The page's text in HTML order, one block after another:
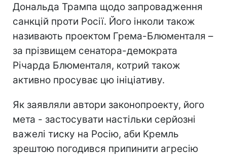
Дональда Трампа щодо запровадження
санкцій проти Росії. Його інколи також
називають проектом Грема-Блюменталя –
за прізвищем сенатора-демократа
Річарда Блюменталя, котрий також
активно просуває цю ініціативу.
Як заявляли автори законопроекту, його
мета - застосувати настільки серйозні
важелі тиску на Росію, аби Кремль
зрештою погодився припинити агресію